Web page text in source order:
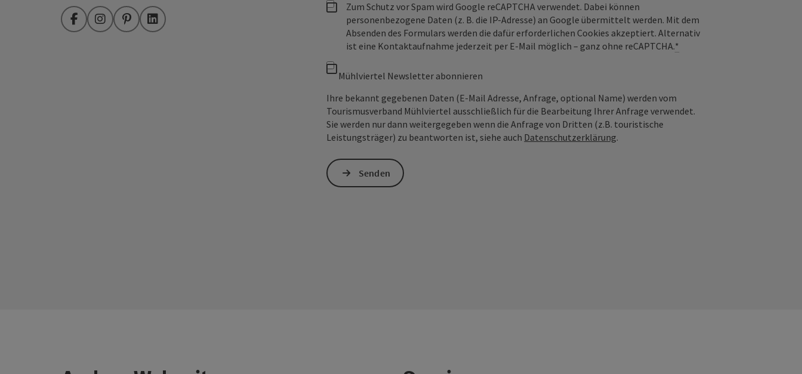
FacebookInstagramPinterestLinkedIn
Zum Schutz vor Spam wird Google reCAPTCHA verwendet. Dabei können
personenbezogene Daten (z. B. die IP-Adresse) an Google übermittelt werden. Mit dem
Absenden des Formulars werden die dafür erforderlichen Cookies akzeptiert. Alternativ
ist eine Kontaktaufnahme jederzeit per E-Mail möglich – ganz ohne reCAPTCHA.*
Mühlviertel Newsletter abonnieren
Ihre bekannt gegebenen Daten (E-Mail Adresse, Anfrage, optional Name) werden vom
Tourismusverband Mühlviertel ausschließlich für die Bearbeitung Ihrer Anfrage verwendet.
Sie werden nur dann weitergegeben wenn die Anfrage von Dritten (z.B. touristische
Leistungsträger) zu beantworten ist, siehe auch Datenschutzerklärung.
Senden